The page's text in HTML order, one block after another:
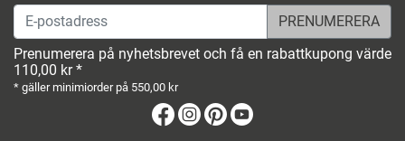
E-postadress
Prenumerera på nyhetsbrevet och få en rabattkupong värde
110,00 kr *
* gäller minimiorder på 550,00 kr
Facebook
Instagram
Pinterest